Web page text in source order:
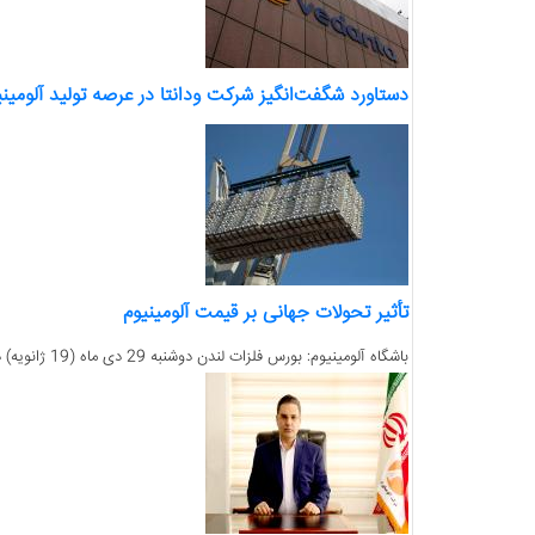
دستاورد شگفت‌انگیز شرکت ودانتا در عرصه تولید
تأثیر تحولات جهانی بر قیمت آلومینیوم
باشگاه آلومینیوم: بورس فلزات لندن دوشنبه 29 دی ماه (19 ژانویه) در حالی کار خود را آغاز کرد که فروش نقدی آلومینیوم در بورس لندن 3168 دلار (تن) اعلام شد....